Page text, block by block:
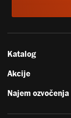
Katalog
Akcije
Najem ozvočenja